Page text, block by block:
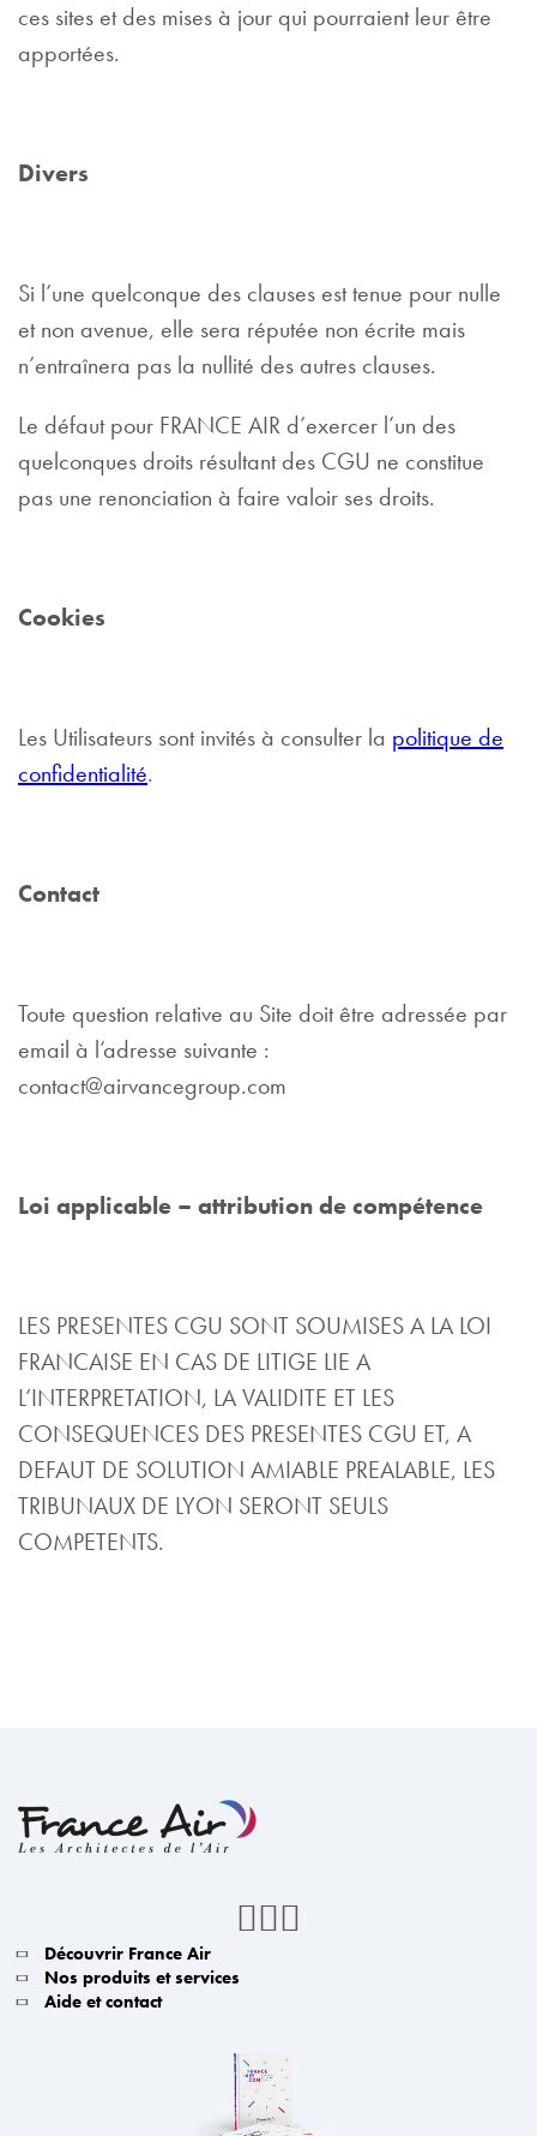
ces sites et des mises à jour qui pourraient leur être
apportées.
Divers
Si l’une quelconque des clauses est tenue pour nulle
et non avenue, elle sera réputée non écrite mais
n’entraînera pas la nullité des autres clauses.
Le défaut pour FRANCE AIR d’exercer l’un des
quelconques droits résultant des CGU ne constitue
pas une renonciation à faire valoir ses droits.
Cookies
Les Utilisateurs sont invités à consulter la politique de
confidentialité.
Contact
Toute question relative au Site doit être adressée par
email à l’adresse suivante :
contact@airvancegroup.com
Loi applicable – attribution de compétence
LES PRESENTES CGU SONT SOUMISES A LA LOI
FRANCAISE EN CAS DE LITIGE LIE A
L’INTERPRETATION, LA VALIDITE ET LES
CONSEQUENCES DES PRESENTES CGU ET, A
DEFAUT DE SOLUTION AMIABLE PREALABLE, LES
TRIBUNAUX DE LYON SERONT SEULS
COMPETENTS.
Découvrir France Air
Nos produits et services
Aide et contact